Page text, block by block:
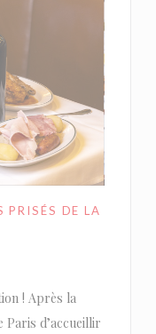
PRISÉS DE LA
! Après la
Paris d’accueillir